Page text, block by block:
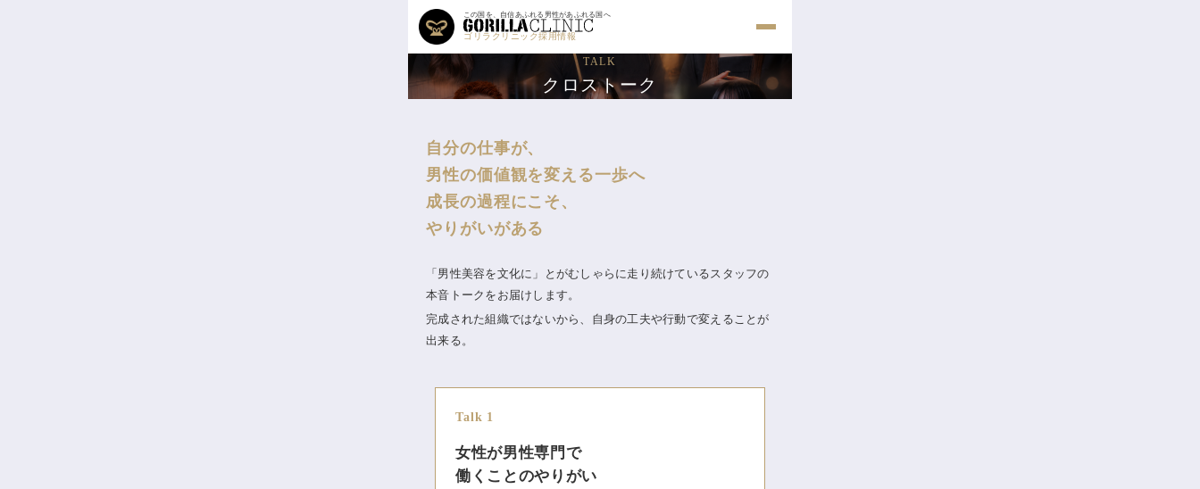
この国を、自信あふれる男性があふれる国へ
ゴリラクリニック採用情報
TALK
クロストーク
自分の仕事が、
男性の価値観を変える一歩へ
成長の過程にこそ、
やりがいがある
「男性美容を文化に」とがむしゃらに走り続けているスタッフの
本音トークをお届けします。
完成された組織ではないから、自身の工夫や行動で変えることが
出来る。
Talk 1
女性が男性専門で
働くことのやりがい